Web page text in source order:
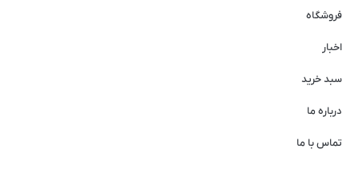
فروشگاه
اخبار
سبد خرید
درباره ما
تماس با ما